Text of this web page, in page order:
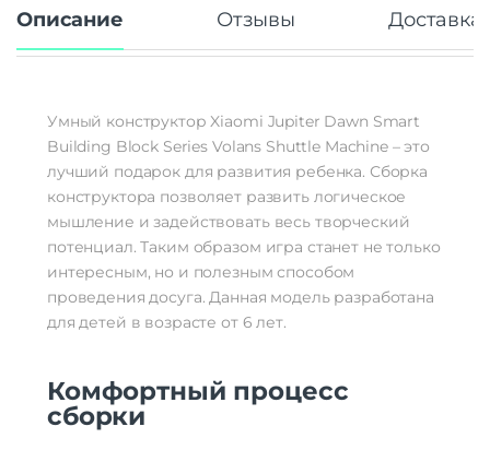
Описание Отзывы Доставка
Умный конструктор Xiaomi Jupiter Dawn Smart
Building Block Series Volans Shuttle Machine – это
лучший подарок для развития ребенка. Сборка
конструктора позволяет развить логическое
мышление и задействовать весь творческий
потенциал. Таким образом игра станет не только
интересным, но и полезным способом
проведения досуга. Данная модель разработана
для детей в возрасте от 6 лет.
Комфортный процесс
сборки